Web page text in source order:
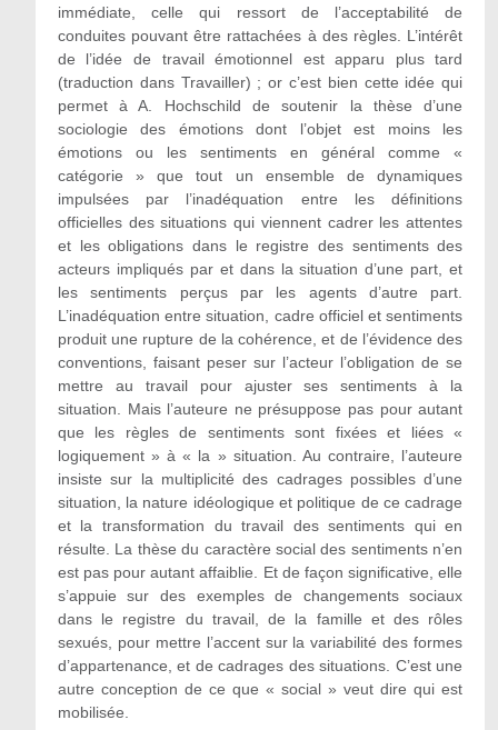
immédiate, celle qui ressort de l’acceptabilité de
conduites pouvant être rattachées à des règles. L’intérêt
de l’idée de travail émotionnel est apparu plus tard
(traduction dans Travailler) ; or c’est bien cette idée qui
permet à A. Hochschild de soutenir la thèse d’une
sociologie des émotions dont l’objet est moins les
émotions ou les sentiments en général comme «
catégorie » que tout un ensemble de dynamiques
impulsées par l’inadéquation entre les définitions
officielles des situations qui viennent cadrer les attentes
et les obligations dans le registre des sentiments des
acteurs impliqués par et dans la situation d’une part, et
les sentiments perçus par les agents d’autre part.
L’inadéquation entre situation, cadre officiel et sentiments
produit une rupture de la cohérence, et de l’évidence des
conventions, faisant peser sur l’acteur l’obligation de se
mettre au travail pour ajuster ses sentiments à la
situation. Mais l’auteure ne présuppose pas pour autant
que les règles de sentiments sont fixées et liées «
logiquement » à « la » situation. Au contraire, l’auteure
insiste sur la multiplicité des cadrages possibles d’une
situation, la nature idéologique et politique de ce cadrage
et la transformation du travail des sentiments qui en
résulte. La thèse du caractère social des sentiments n’en
est pas pour autant affaiblie. Et de façon significative, elle
s’appuie sur des exemples de changements sociaux
dans le registre du travail, de la famille et des rôles
sexués, pour mettre l’accent sur la variabilité des formes
d’appartenance, et de cadrages des situations. C’est une
autre conception de ce que « social » veut dire qui est
mobilisée.